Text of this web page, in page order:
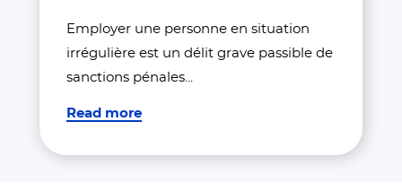
Employer une personne en situation
irrégulière est un délit grave passible de
sanctions pénales...
Read more